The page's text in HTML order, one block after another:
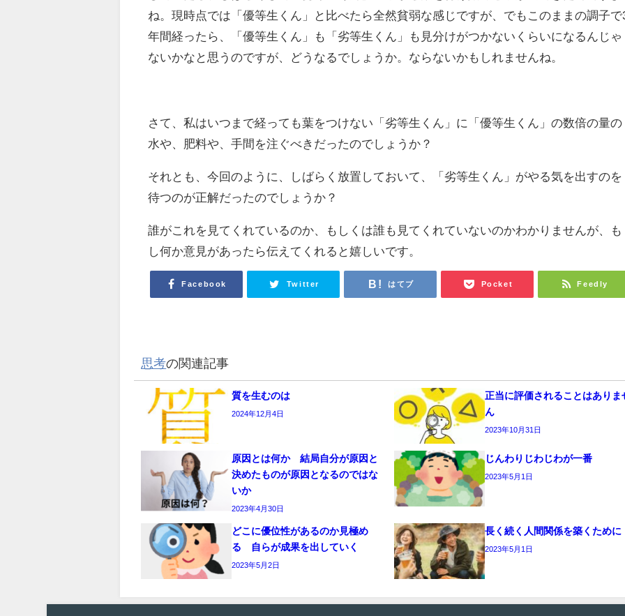
ね。現時点では「優等生くん」と比べたら全然貧弱な感じですが、でもこのままの調子で
年間経ったら、「優等生くん」も「劣等生くん」も見分けがつかないくらいになるんじゃ
ないかなと思うのですが、どうなるでしょうか。ならないかもしれませんね。
さて、私はいつまで経っても葉をつけない「劣等生くん」に「優等生くん」の数倍の量の
水や、肥料や、手間を注ぐべきだったのでしょうか？
それとも、今回のように、しばらく放置しておいて、「劣等生くん」がやる気を出すのを
待つのが正解だったのでしょうか？
誰がこれを見てくれているのか、もしくは誰も見てくれていないのかわかりませんが、も
し何か意見があったら伝えてくれると嬉しいです。
Facebook Twitter はてブ Pocket Feedly
思考の関連記事
質を生むのは
2024年12月4日
正当に評価されることはありま
ん
2023年10月31日
原因とは何か 結局自分が原因と
決めたものが原因となるのではな
いか
2023年4月30日
じんわりじわじわが一番
2023年5月1日
どこに優位性があるのか見極め
る 自らが成果を出していく
2023年5月2日
長く続く人間関係を築くために
2023年5月1日